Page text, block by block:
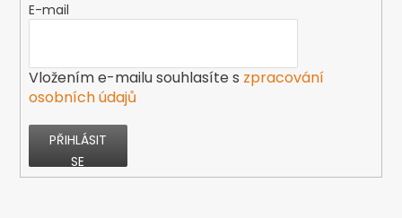
E-mail
Vložením e-mailu souhlasíte s zpracování
osobních údajů
PŘIHLÁSIT
SE